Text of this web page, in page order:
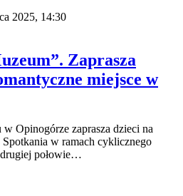
2025, 14:30
Zaprasza
miejsce w
Opinogórze zaprasza dzieci na
w ramach cyklicznego
połowie…